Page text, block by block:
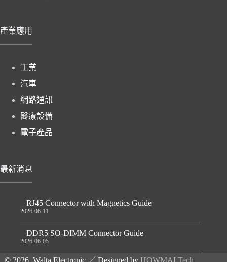
產業應用
工業
汽車
網路通訊
醫療設備
電子產品
最新消息
RJ45 Connector with Magnetics Guide
2026-06-11
DDR5 SO-DIMM Connector Guide
2026-06-05
© 2026 Walta Electronic ／ Designed by HOWMAI Tech